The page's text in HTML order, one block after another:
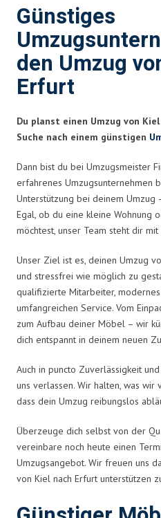
Günstiges
den Umzug
Erfurt
Du planst einen Umzug von
Suche nach einem günstigen
Dann bist du bei Umzugsmeister
erfahrenes Umzugsunternehmen
Unterstützung bei deinem Umzug
Egal, ob du eine kleine Wohnung
möchtest, unser Team steht dir
Unser Ziel ist es, deinen Umzug
und stressfrei wie möglich zu
qualifizierte Mitarbeiter,
umfangreichen Service. Vom
zum Aufbau deiner Möbel – wir
dich entspannt in deinem neuen
Auch in puncto Zuverlässigkeit
uns verlassen. Wir halten, was
dass dein Umzug reibungslos
Überzeuge dich selbst von der
vereinbare noch heute einen
Umzugsangebot. Wir freuen uns
von Kiel nach Erfurt unterstützen